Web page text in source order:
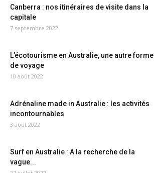
Canberra : nos itinéraires de visite dans la
capitale
7 septembre 2022
L’écotourisme en Australie, une autre forme
de voyage
10 août 2022
Adrénaline made in Australie : les activités
incontournables
3 août 2022
Surf en Australie : A la recherche de la
vague...